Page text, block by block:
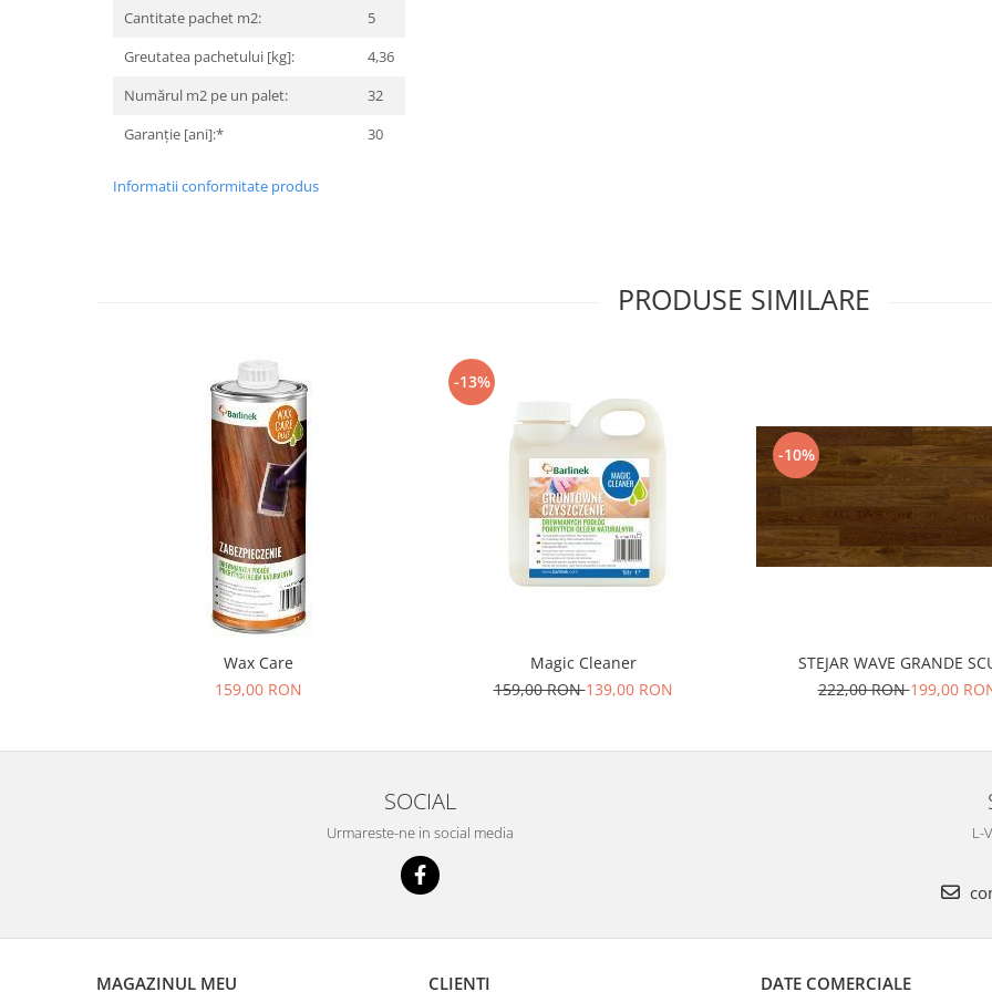
Cantitate pachet m2:
5
Greutatea pachetului [kg]:
4,36
Numărul m2 pe un palet:
32
Garanție [ani]:*
30
Informatii conformitate produs
PRODUSE SIMILARE
Wax Care
159,00 RON
-13%
Magic Cleaner
159,00 RON139,00 RON
-10%
STEJAR WAVE GRANDE
222,00 RON199,00
SOCIAL
Urmareste-ne in social media L-
MAGAZINUL MEU CLIENTI DATE COMERCIALE